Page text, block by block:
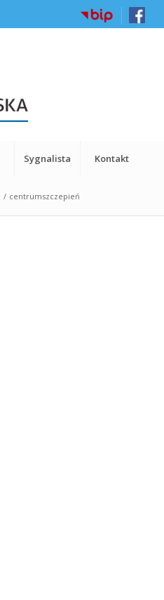
Sygnalista Kontakt
/ centrumszczepień